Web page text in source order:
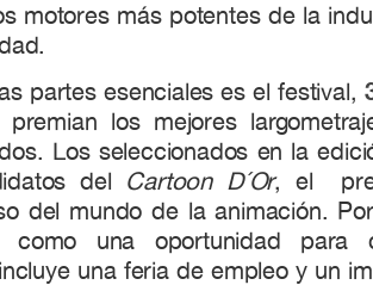
motores más potentes de la
partes esenciales es el festival,
los mejores
Los seleccionados en la
del Cartoon D´Or, el
del mundo de la animación.
como una oportunidad para
una feria de empleo y un